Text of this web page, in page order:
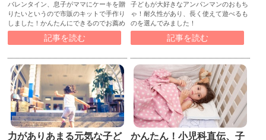
バレンタイン、息子がママにケーキを贈
りたいというので市販のキットで手作り
しました！かんたんにできるのでお薦め
です。
記事を読む
子どもが大好きなアンパンマンのおもち
ゃ！耐久性があり、長く使えて遊べるも
のを選んでみました！
記事を読む
力がありあまる元気な子ど
かんたん！小児科直伝、子